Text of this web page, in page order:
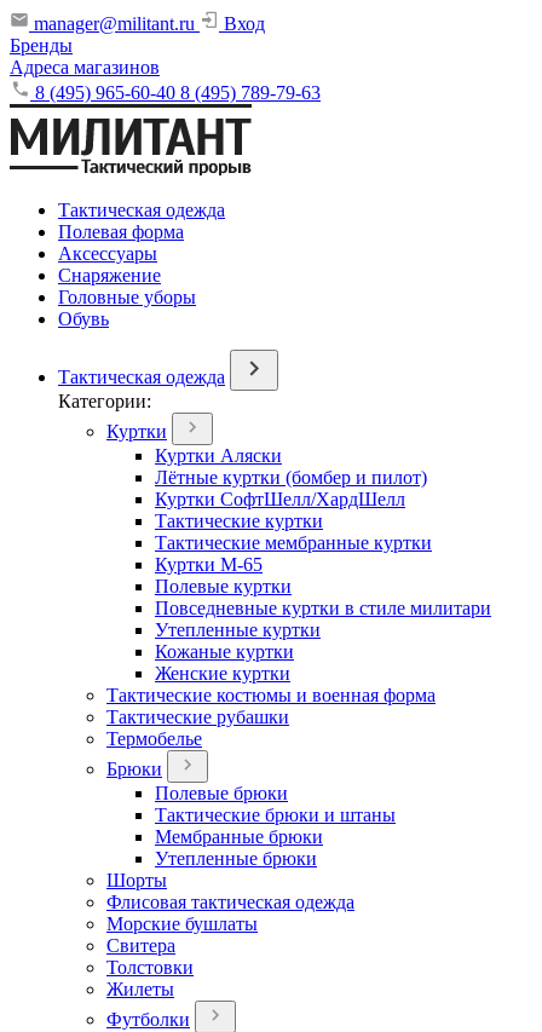
manager@militant.ru
Вход
Бренды
Адреса магазинов
8 (495) 965-60-40 8 (495) 789-79-63
Тактическая одежда
Полевая форма
Аксессуары
Снаряжение
Головные уборы
Обувь
Тактическая одежда
Категории:
Куртки
Куртки Аляски
Лётные куртки (бомбер и пилот)
Куртки СофтШелл/ХардШелл
Тактические куртки
Тактические мембранные куртки
Куртки М-65
Полевые куртки
Повседневные куртки в стиле милитари
Утепленные куртки
Кожаные куртки
Женские куртки
Тактические костюмы и военная форма
Тактические рубашки
Термобелье
Брюки
Полевые брюки
Тактические брюки и штаны
Мембранные брюки
Утепленные брюки
Шорты
Флисовая тактическая одежда
Морские бушлаты
Свитера
Толстовки
Жилеты
Футболки